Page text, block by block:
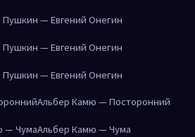
Пушкин — Евгений Онегин
Пушкин — Евгений Онегин
Пушкин — Евгений Онегин
Альбер Камю — Посторонний
— ЧумаАльбер Камю — Чума